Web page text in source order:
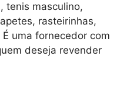
tenis masculino,
rasteirinhas,
uma fornecedor com
deseja revender